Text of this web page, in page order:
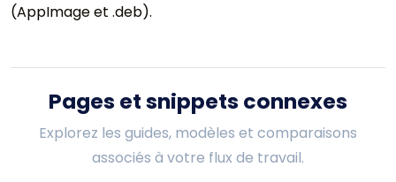
(AppImage et .deb).
Pages et snippets connexes
Explorez les guides, modèles et comparaisons
associés à votre flux de travail.